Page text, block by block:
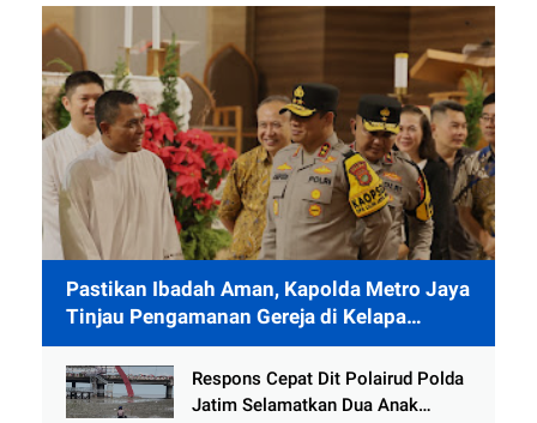
Pastikan Ibadah Aman, Kapolda Metro Jaya
Tinjau Pengamanan Gereja di Kelapa
Gading
Respons Cepat Dit Polairud Polda
Jatim Selamatkan Dua Anak